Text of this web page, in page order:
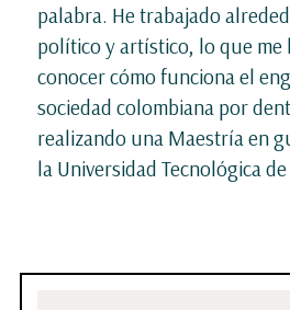
palabra. He trabajado
político y artístico, lo que me
conocer cómo funciona el
sociedad colombiana por
realizando una Maestría en
la Universidad Tecnológica